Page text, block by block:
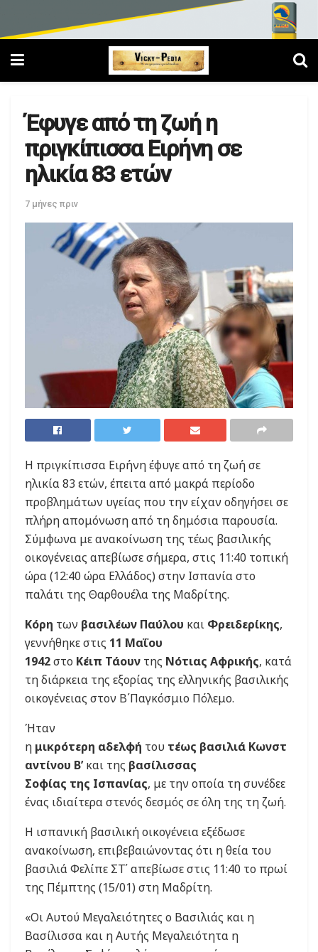
Έφυγε από τη ζωή η
πριγκίπισσα Ειρήνη σε
ηλικία 83 ετών
7 μήνες πριν
Η πριγκίπισσα Ειρήνη έφυγε από τη ζωή σε
ηλικία 83 ετών, έπειτα από μακρά περίοδο
προβλημάτων υγείας που την είχαν οδηγήσει σε
πλήρη απομόνωση από τη δημόσια παρουσία.
Σύμφωνα με ανακοίνωση της τέως βασιλικής
οικογένειας απεβίωσε σήμερα, στις 11:40 τοπική
ώρα (12:40 ώρα Ελλάδος) στην Ισπανία στο
παλάτι της Θαρθουέλα της Μαδρίτης.
Κόρη των βασιλέων Παύλου και Φρειδερίκης,
γεννήθηκε στις 11 Μαΐου
1942στο Κέιπ Τάουν της Νότιας Αφρικής, κατά
τη διάρκεια της εξορίας της ελληνικής βασιλικής
οικογένειας στον Β΄Παγκόσμιο Πόλεμο.
Ήταν
η μικρότερη αδελφή του τέως βασιλιά Κωνστ
αντίνου Β’και της βασίλισσας
Σοφίας της Ισπανίας, με την οποία τη συνέδεε
ένας ιδιαίτερα στενός δεσμός σε όλη της τη ζωή.
Η ισπανική βασιλική οικογένεια εξέδωσε
ανακοίνωση, επιβεβαιώνοντας ότι η θεία του
βασιλιά Φελίπε ΣΤ΄ απεβίωσε στις 11:40 το πρωί
της Πέμπτης (15/01) στη Μαδρίτη.
«Οι Αυτού Μεγαλειότητες ο Βασιλιάς και η
Βασίλισσα και η Αυτής Μεγαλειότητα η